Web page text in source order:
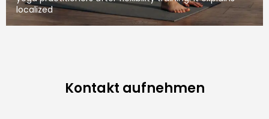
localized
Kontakt aufnehmen